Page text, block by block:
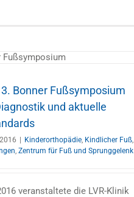
Bonner Fußsymposium
und aktuelle
Kinderorthopädie, Kindlicher Fuß,
, Zentrum für Fuß und Sprunggelenk
veranstaltete die LVR-Klinik